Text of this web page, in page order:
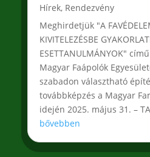
Hírek, Rendezvény
Meghirdetjük "A
KIVITELEZÉSBE
ESETTANULMÁNYOK"
Magyar Faápolók
szabadon választható
továbbképzés a Magyar
idején 2025. május 31. –
bővebben